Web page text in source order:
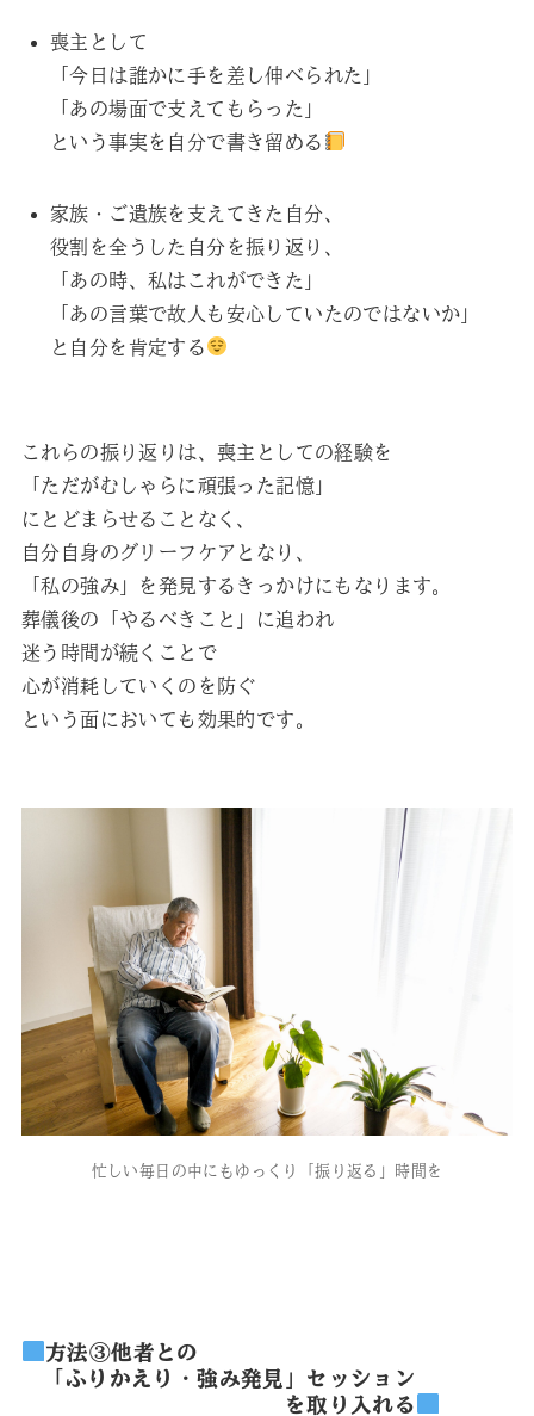
喪主として
「今日は誰かに手を差し伸べられた」
「あの場面で支えてもらった」
という事実を自分で書き留める
家族・ご遺族を支えてきた自分、
役割を全うした自分を振り返り、
「あの時、私はこれができた」
「あの言葉で故人も安心していたのではないか」
と自分を肯定する
これらの振り返りは、喪主としての経験を
「ただがむしゃらに頑張った記憶」
にとどまらせることなく、
自分自身のグリーフケアとなり、
「私の強み」を発見するきっかけにもなります。
葬儀後の「やるべきこと」に追われ
迷う時間が続くことで
心が消耗していくのを防ぐ
という面においても効果的です。
忙しい毎日の中にもゆっくり「振り返る」時間を
方法③他者との
「ふりかえり・強み発見」セッション
を取り入れる